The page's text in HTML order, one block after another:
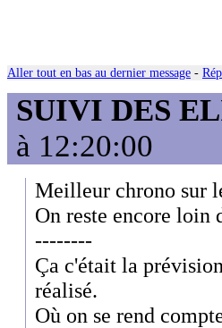
Aller tout en bas au dernier message -
SUIVI DES
à 12:20:00
Meilleur chrono sur
On reste encore loin
--------
Ça c'était la
réalisé.
Où on se rend